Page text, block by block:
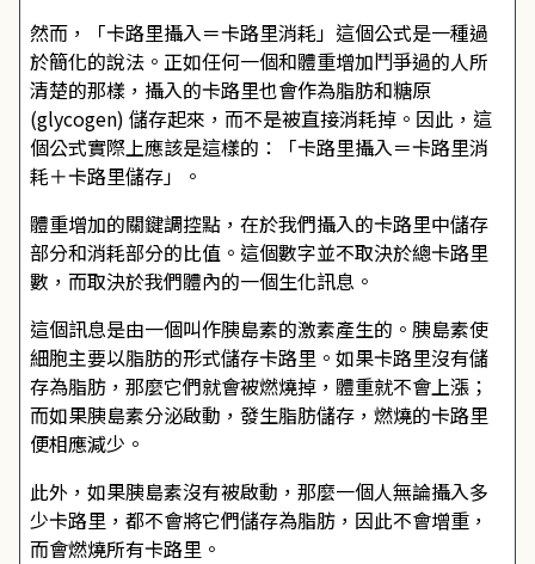
然而，「卡路里攝入＝卡路里消耗」這個公式是一種過
於簡化的說法。正如任何一個和體重增加鬥爭過的人所
清楚的那樣，攝入的卡路里也會作為脂肪和糖原
(glycogen) 儲存起來，而不是被直接消耗掉。因此，這
個公式實際上應該是這樣的：「卡路里攝入＝卡路里消
耗＋卡路里儲存」。
體重增加的關鍵調控點，在於我們攝入的卡路里中儲存
部分和消耗部分的比值。這個數字並不取決於總卡路里
數，而取決於我們體內的一個生化訊息。
這個訊息是由一個叫作胰島素的激素產生的。胰島素使
細胞主要以脂肪的形式儲存卡路里。如果卡路里沒有儲
存為脂肪，那麼它們就會被燃燒掉，體重就不會上漲；
而如果胰島素分泌啟動，發生脂肪儲存，燃燒的卡路里
便相應減少。
此外，如果胰島素沒有被啟動，那麼一個人無論攝入多
少卡路里，都不會將它們儲存為脂肪，因此不會增重，
而會燃燒所有卡路里。